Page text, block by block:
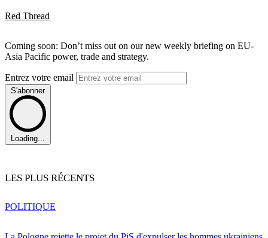
Red Thread
Coming soon: Don’t miss out on our new weekly briefing on EU-
Asia Pacific power, trade and strategy.
Entrez votre email
S'abonner
Loading...
LES PLUS RÉCENTS
POLITIQUE